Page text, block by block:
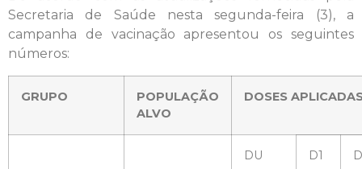
Secretaria de Saúde nesta segunda-feira (3), a
campanha de vacinação apresentou os seguintes
números:
GRUPO
POPULAÇÃO
ALVO
DOSES
DU D1